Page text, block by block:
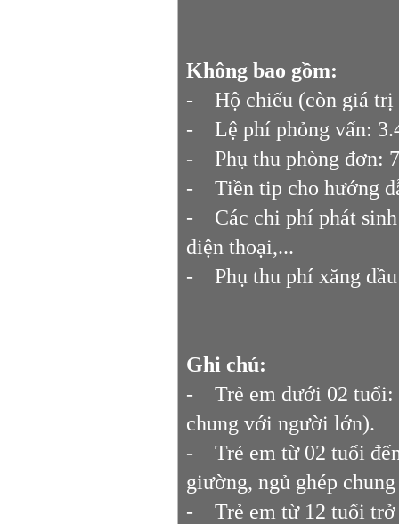
Không bao gồm:
- Hộ chiếu (còn giá trị
- Lệ phí phỏng vấn:
- Phụ thu phòng đơn:
- Tiền tip cho hướng
- Các chi phí phát sinh
điện thoại,...
- Phụ thu phí xăng
Ghi chú:
- Trẻ em dưới 02 tuổi:
chung với người lớn).
- Trẻ em từ 02 tuổi
giường, ngủ ghép
- Trẻ em từ 12 tuổi trở